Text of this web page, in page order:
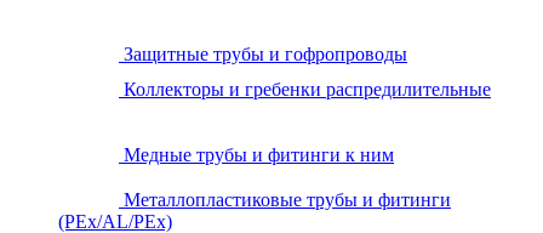
Защитные трубы и гофропроводы
Коллекторы и гребенки распредилительные
Медные трубы и фитинги к ним
Металлопластиковые трубы и фитинги
(PEx/AL/PEx)